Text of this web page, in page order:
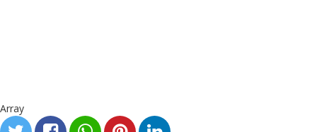
Array